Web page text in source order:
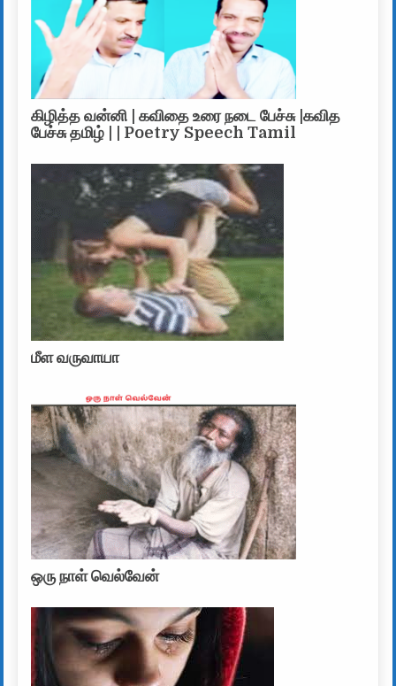
கிழித்த வன்னி | கவிதை உரை நடை பேச்சு |கவித
பேச்சு தமிழ் | | Poetry Speech Tamil
மீள வருவாயா
ஒரு நாள் வெல்வேன்